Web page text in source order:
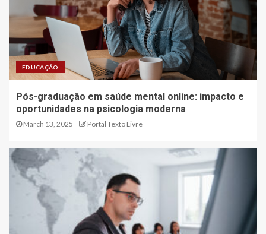
EDUCAÇÃO
Pós-graduação em saúde mental online: impacto e
oportunidades na psicologia moderna
March 13, 2025 Portal Texto Livre